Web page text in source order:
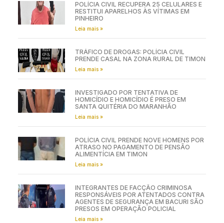
POLÍCIA CIVIL RECUPERA 25 CELULARES E
RESTITUI APARELHOS ÀS VÍTIMAS EM
PINHEIRO
Leia mais »
TRÁFICO DE DROGAS: POLÍCIA CIVIL
PRENDE CASAL NA ZONA RURAL DE TIMON
Leia mais »
INVESTIGADO POR TENTATIVA DE
HOMICÍDIO E HOMICÍDIO É PRESO EM
SANTA QUITÉRIA DO MARANHÃO
Leia mais »
POLÍCIA CIVIL PRENDE NOVE HOMENS POR
ATRASO NO PAGAMENTO DE PENSÃO
ALIMENTÍCIA EM TIMON
Leia mais »
INTEGRANTES DE FACÇÃO CRIMINOSA
RESPONSÁVEIS POR ATENTADOS CONTRA
AGENTES DE SEGURANÇA EM BACURI SÃO
PRESOS EM OPERAÇÃO POLICIAL
Leia mais »